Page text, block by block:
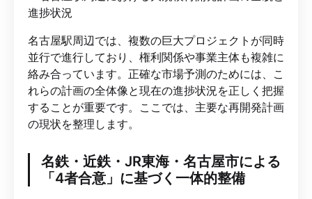
名古屋駅周辺では、複数の巨大プロジェクトが同時
並行で進行しており、権利関係や事業主体も複雑に
絡み合っています。正確な市場予測のためには、こ
れらの計画の全体像と現在の進捗状況を正しく把握
することが重要です。ここでは、主要な再開発計画
の現状を整理します。
名鉄・近鉄・JR東海・名古屋市による
「4者合意」に基づく一体的整備